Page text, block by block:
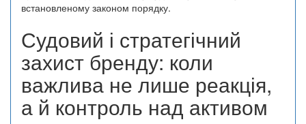
встановленому законом порядку.
Судовий і стратегічний
захист бренду: коли
важлива не лише реакція,
а й контроль над активом